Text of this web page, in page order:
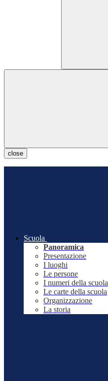
close
Scuola
Panoramica
Presentazione
I luoghi
Le persone
I numeri della scuola
Le carte della scuola
Organizzazione
La storia